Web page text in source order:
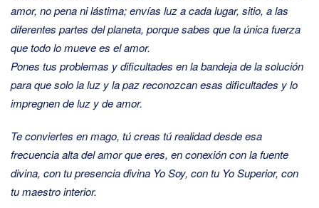
amor, no pena ni lástima; envías luz a cada lugar, sitio, a las
diferentes partes del planeta, porque sabes que la única fuerza
que todo lo mueve es el amor.
Pones tus problemas y dificultades en la bandeja de la solución
para que solo la luz y la paz reconozcan esas dificultades y lo
impregnen de luz y de amor.
Te conviertes en mago, tú creas tú realidad desde esa
frecuencia alta del amor que eres, en conexión con la fuente
divina, con tu presencia divina Yo Soy, con tu Yo Superior, con
tu maestro interior.